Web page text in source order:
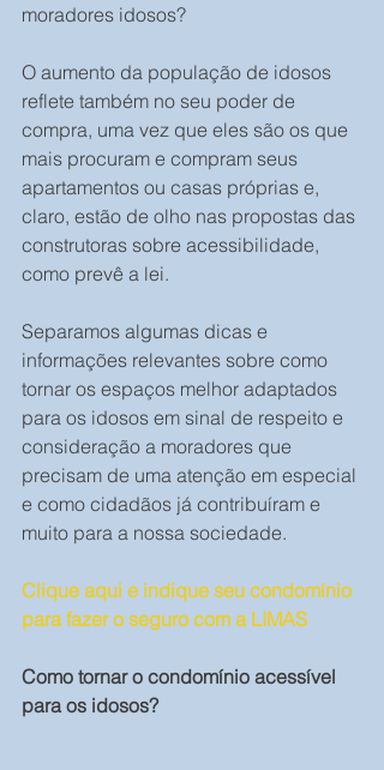
moradores idosos?
O aumento da população de idosos
reflete também no seu poder de
compra, uma vez que eles são os que
mais procuram e compram seus
apartamentos ou casas próprias e,
claro, estão de olho nas propostas das
construtoras sobre acessibilidade,
como prevê a lei.
Separamos algumas dicas e
informações relevantes sobre como
tornar os espaços melhor adaptados
para os idosos em sinal de respeito e
consideração a moradores que
precisam de uma atenção em especial
e como cidadãos já contribuíram e
muito para a nossa sociedade.
Clique aqui e indique seu condomínio
para fazer o seguro com a LIMAS
Como tornar o condomínio acessível
para os idosos?